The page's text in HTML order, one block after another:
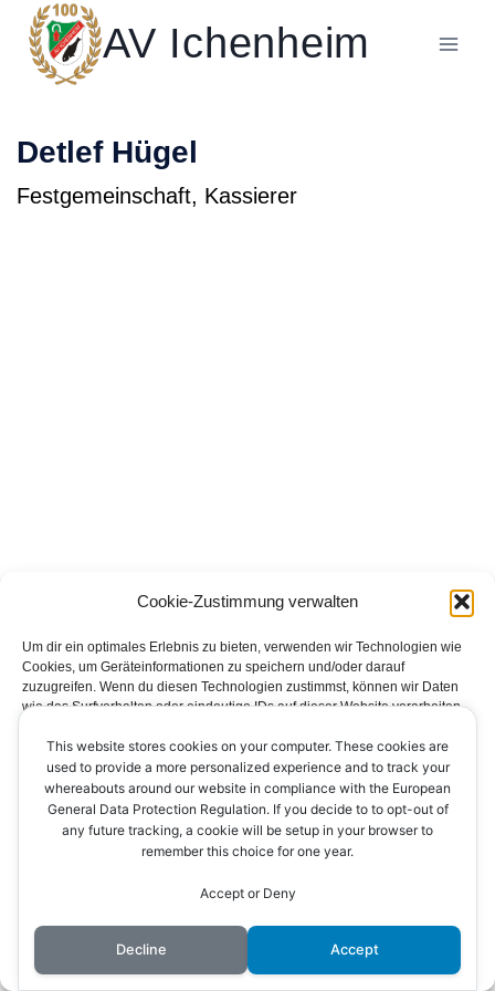
Cookie-Zustimmung verwalten
Um dir ein optimales Erlebnis zu bieten, verwenden wir Technologien wie
Cookies, um Geräteinformationen zu speichern und/oder darauf
zuzugreifen. Wenn du diesen Technologien zustimmst, können wir Daten
wie das Surfverhalten oder eindeutige IDs auf dieser Website verarbeiten.
bestimmte Merkmale und Funktionen beeinträchtigt werden.
Akzeptieren
Ablehnen
Impressum
Zum
Inhalt
springen
AV Ichenheim
Detlef Hügel
Festgemeinschaft, Kassierer
Impressum Datenschutzerklärung
Kontakt
Cookie-Richtlinie (EU)
© 2026 AV Ichenheim
This website stores cookies on your computer. These cookies are
used to provide a more personalized experience and to track your
whereabouts around our website in compliance with the European
General Data Protection Regulation. If you decide to to opt-out of
any future tracking, a cookie will be setup in your browser to
remember this choice for one year.
Accept or Deny
Decline Accept